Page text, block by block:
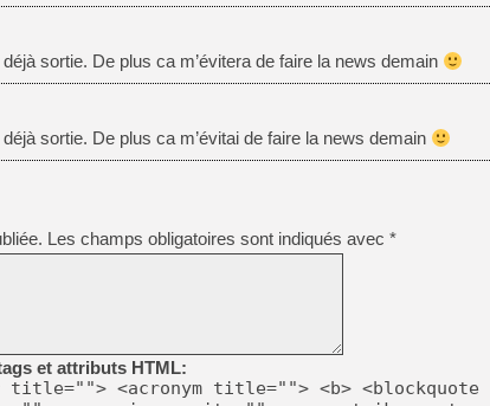
[GK] Isle of Reveries : le
[GK] Moonlighter 2 : The
[GK] Capcom relance
[Mo5] Deux inédits du
[GK] Le beat'em up The
[GK] Mistfall Hunter : déjà
[GK] Crossfire : un TPS à
sortie. De plus ca m’évitera de faire la news demain
sortie. De plus ca m’évitai de faire la news demain
Les champs obligatoires sont indiqués avec *
et attributs HTML:
<acronym title=""> <b> <blockquote